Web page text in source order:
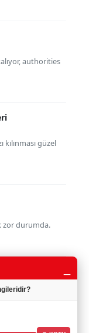
authorities
güzel
zor durumda.
Dönem
bekleniyor.